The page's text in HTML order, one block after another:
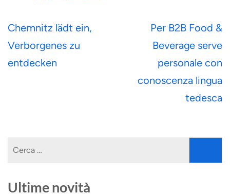
Navigazione
articoli
Chemnitz lädt ein,
Verborgenes zu
entdecken
Per B2B Food &
Beverage serve
personale con
conoscenza lingua
tedesca
Ultime novità